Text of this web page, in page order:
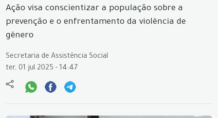
Ação visa conscientizar a população sobre a
prevenção e o enfrentamento da violência de
gênero
Secretaria de Assistência Social
ter, 01 jul 2025 - 14:47